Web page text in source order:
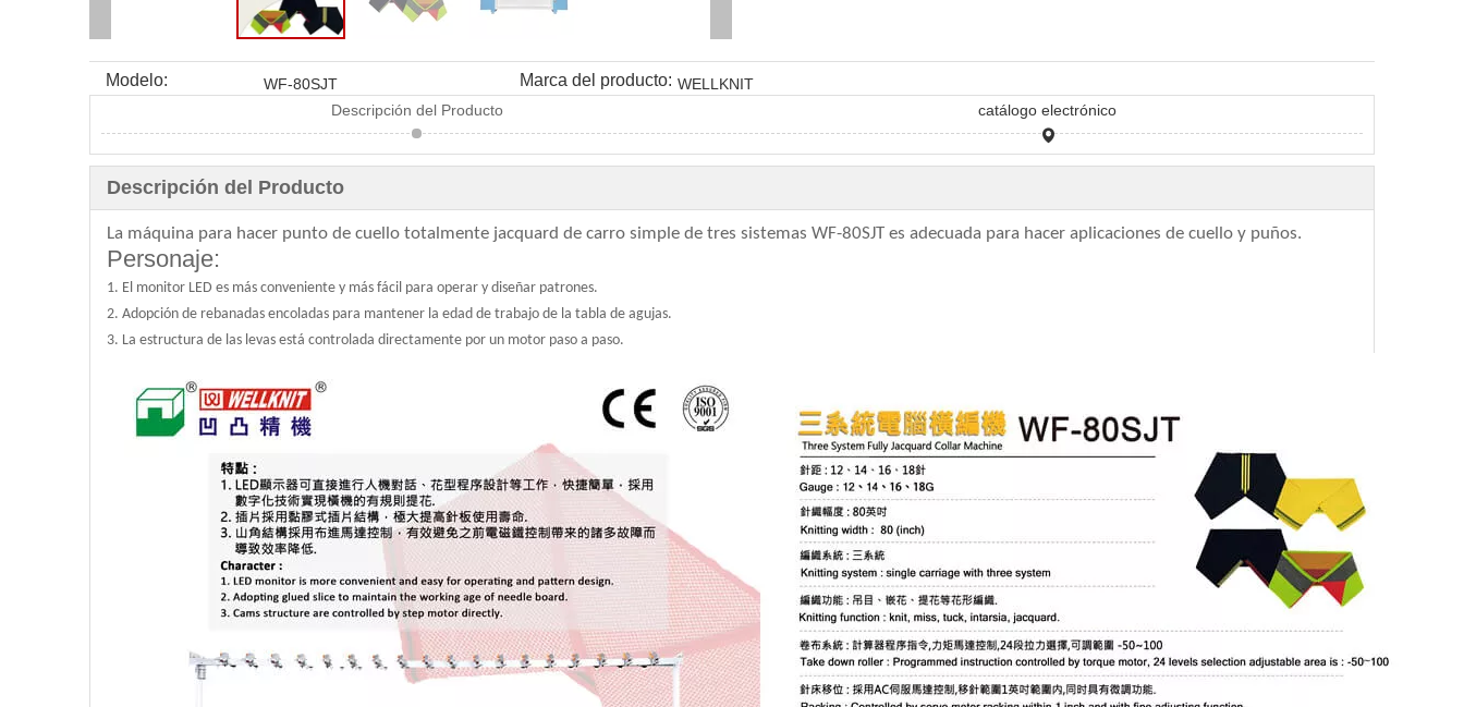
Modelo: WF-80SJT Marca del producto: WELLKNIT
Descripción del Producto
catálogo electrónico
Descripción del Producto
La máquina para hacer punto de cuello totalmente jacquard de carro simple de tres sistemas WF-80SJT es adecuada para hacer aplicaciones de cuello y puños.
Personaje:
1. El monitor LED es más conveniente y más fácil para operar y diseñar patrones.
2. Adopción de rebanadas encoladas para mantener la edad de trabajo de la tabla de agujas.
3. La estructura de las levas está controlada directamente por un motor paso a paso.